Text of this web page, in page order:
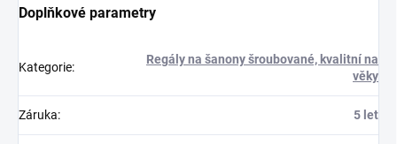
Doplňkové parametry
Kategorie:
Regály na šanony šroubované, kvalitní na
věky
Záruka: 5 let